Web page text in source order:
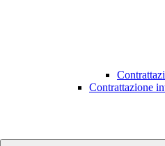
Contrattazione